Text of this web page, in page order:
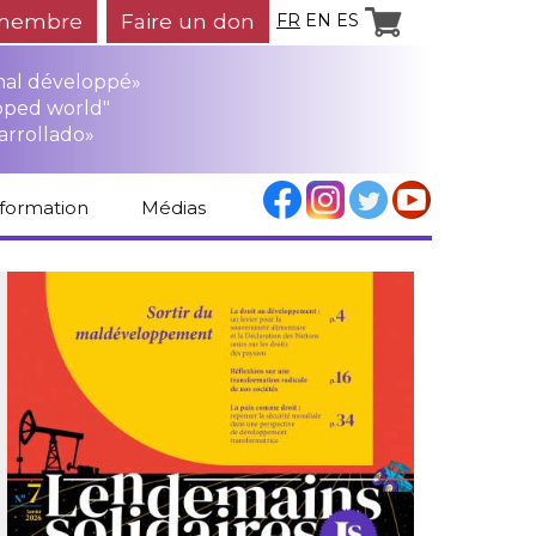
Faire un don FR EN ES
développé»
world"
Médias
Revue de presse